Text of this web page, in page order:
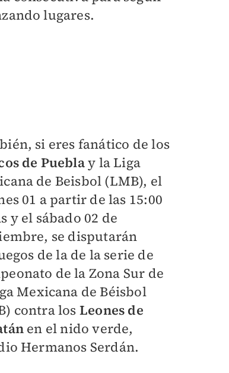
lugares.
si eres fanático de los
de Pueblay la Liga
de Beisbol (LMB), el
01 a partir de las 15:00
y el sábado 02 de
se disputarán
de la de la serie de
de la Zona Sur de
Mexicana de Béisbol
contra los Leones de
en el nido verde,
Hermanos Serdán.